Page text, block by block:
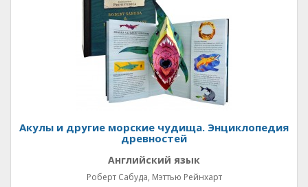
Акулы и другие морские чудища. Энциклопедия
древностей
Английский язык
Роберт Сабуда, Мэттью Рейнхарт